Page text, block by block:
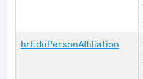
hrEduPersonAffiliation